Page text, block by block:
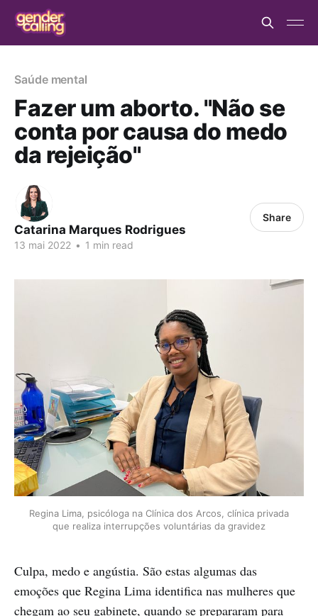
Saúde mental
Fazer um aborto. "Não se
conta por causa do medo
da rejeição"
Catarina Marques Rodrigues
13 mai 2022 • 1 min read
Share
Regina Lima, psicóloga na Clínica dos Arcos, clínica privada
que realiza interrupções voluntárias da gravidez
Culpa, medo e angústia. São estas algumas das
emoções que Regina Lima identifica nas mulheres que
chegam ao seu gabinete, quando se prepararam para